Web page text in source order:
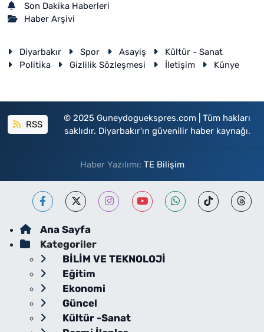
Son Dakika Haberleri
Haber Arşivi
Diyarbakır Spor Asayiş
Kültür - Sanat
Politika
Gizlilik Sözleşmesi İletişim Künye
RSS
© 2025 Guneydoguekspres.com | Tüm hakları
saklıdır. Diyarbakır'ın güvenilir haber kaynağı.
Haber Yazılımı: TE Bilişim
Ana Sayfa
Kategoriler
BİLİM VE TEKNOLOJİ
Eğitim
Ekonomi
Güncel
Kültür -Sanat